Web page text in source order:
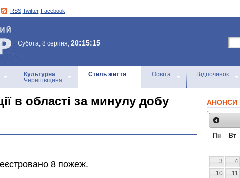
RSS Twitter Facebook
Субота, 8 серпня, 20:15:15
Культурна
Чернігівщина
Стиль життя Освіта Відпочинок
в області за минулу добу
8 пожеж.
АНОНСИ
Пн Вт
3
4
10
11